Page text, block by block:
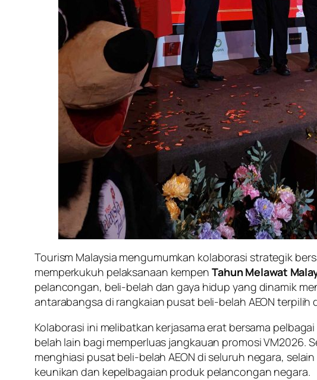
Tourism Malaysia mengumumkan kolaborasi strategik
memperkukuh pelaksanaan kempen Tahun Melawat
pelancongan, beli-belah dan gaya hidup yang dinamik
antarabangsa di rangkaian pusat beli-belah AEON terpilih
Kolaborasi ini melibatkan kerjasama erat bersama
belah lain bagi memperluas jangkauan promosi VM2026.
menghiasi pusat beli-belah AEON di seluruh negara,
keunikan dan kepelbagaian produk pelancongan negara.